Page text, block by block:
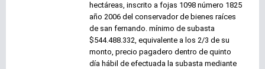
hectáreas, inscrito a fojas 1098 número 1825
año 2006 del conservador de bienes raíces
de san fernando. mínimo de subasta
$544.488.332, equivalente a los 2/3 de su
monto, precio pagadero dentro de quinto
día hábil de efectuada la subasta mediante